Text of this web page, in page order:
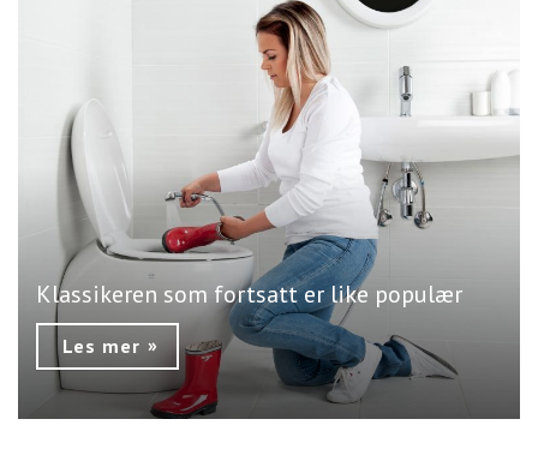
Klassikeren som fortsatt er like populær
Les mer